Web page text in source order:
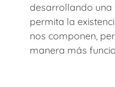
desarrollando una
permita la
nos componen,
manera más